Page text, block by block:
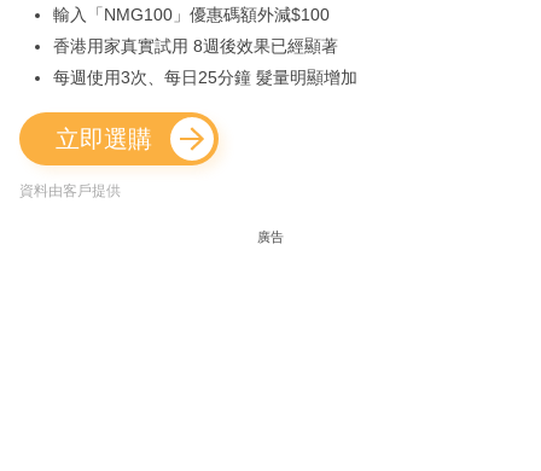
輸入「NMG100」優惠碼額外減$100
香港用家真實試用 8週後效果已經顯著
每週使用3次、每日25分鐘 髮量明顯增加
立即選購
資料由客戶提供
廣告